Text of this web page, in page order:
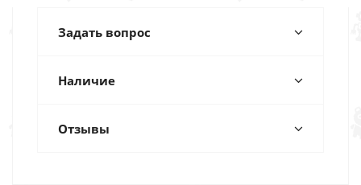
Задать вопрос
Наличие
Отзывы